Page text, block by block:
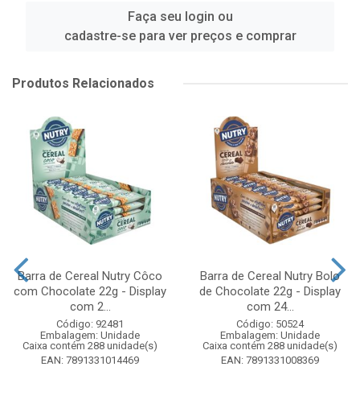
Faça seu login ou
cadastre-se para ver preços e comprar
Produtos Relacionados
Barra de Cereal Nutry Côco
com Chocolate 22g - Display
com 2...
Código: 92481
Embalagem: Unidade
Caixa contém 288 unidade(s)
EAN: 7891331014469
Barra de Cereal Nutry Bolo
de Chocolate 22g - Display
com 24...
Código: 50524
Embalagem: Unidade
Caixa contém 288 unidade(s)
EAN: 7891331008369